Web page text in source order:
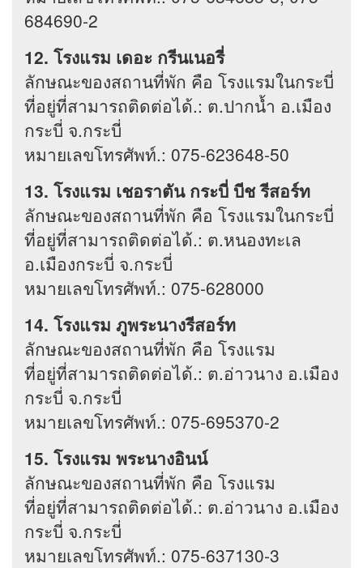
684690-2
12. โรงแรม เดอะ กรีนเนอรี่
ลักษณะของสถานที่พัก คือ โรงแรมในกระบี่
ที่อยู่ที่สามารถติดต่อได้.: ต.ปากน้ำ อ.เมือง
กระบี่ จ.กระบี่
หมายเลขโทรศัพท์.: 075-623648-50
13. โรงแรม เชอราตัน กระบี่ บีช รีสอร์ท
ลักษณะของสถานที่พัก คือ โรงแรมในกระบี่
ที่อยู่ที่สามารถติดต่อได้.: ต.หนองทะเล
อ.เมืองกระบี่ จ.กระบี่
หมายเลขโทรศัพท์.: 075-628000
14. โรงแรม ภูพระนางรีสอร์ท
ลักษณะของสถานที่พัก คือ โรงแรม
ที่อยู่ที่สามารถติดต่อได้.: ต.อ่าวนาง อ.เมือง
กระบี่ จ.กระบี่
หมายเลขโทรศัพท์.: 075-695370-2
15. โรงแรม พระนางอินน์
ลักษณะของสถานที่พัก คือ โรงแรม
ที่อยู่ที่สามารถติดต่อได้.: ต.อ่าวนาง อ.เมือง
กระบี่ จ.กระบี่
หมายเลขโทรศัพท์.: 075-637130-3